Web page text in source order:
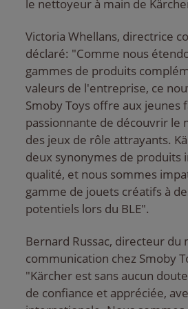
le nettoyeur à main de
Victoria Whellans, directrice
déclaré: "Comme nous
gammes de produits
valeurs de l'entreprise, ce
Smoby Toys offre aux jeunes
passionnante de découvrir le
des jeux de rôle attrayants.
deux synonymes de produits
qualité, et nous sommes
gamme de jouets créatifs à
potentiels lors du BLE".
Bernard Russac, directeur du
communication chez Smoby
"Kärcher est sans aucun
de confiance et appréciée,